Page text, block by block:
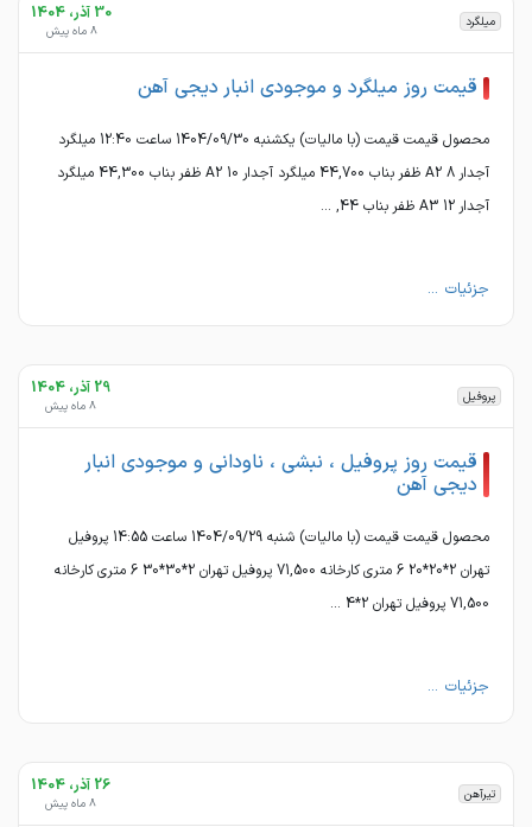
میلگرد 30 آذر، 1404
8 ماه پیش
قیمت روز میلگرد و موجودی انبار دیجی آهن
محصول قیمت قیمت (با مالیات) یکشنبه 1404/09/30 ساعت 12:40 میلگرد
آجدار 8 A2 ظفر بناب 44,700 میلگرد آجدار 10 A2 ظفر بناب 44,300 میلگرد
آجدار 12 A3 ظفر بناب 44, ...
جزئیات ...
پروفیل 29 آذر، 1404
8 ماه پیش
قیمت روز پروفیل ، نبشی ، ناودانی و موجودی انبار
دیجی آهن
محصول قیمت قیمت (با مالیات) شنبه 1404/09/29 ساعت 14:55 پروفیل
تهران 2*20*20 6 متری کارخانه 71,500 پروفیل تهران 2*30*30 6 متری کارخانه
71,500 پروفیل تهران 2*4 ...
جزئیات ...
تیرآهن 26 آذر، 1404
8 ماه پیش